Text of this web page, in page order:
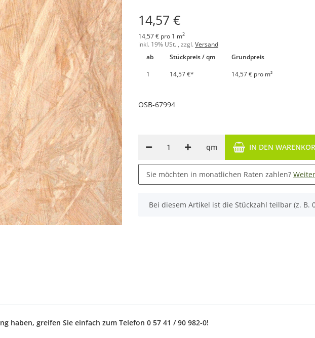
14,57 €
14,57 € pro 1 m2
inkl. 19% USt. , zzgl. Versand
ab
Stückpreis / qm
Grundpreis
1
14,57 €* 14,57 € pro m²
OSB-67994
qm IN DEN
Sie möchten in monatlichen Raten zahlen?
x
Bei diesem Artikel ist die Stückzahl teilbar (z. B.
haben, greifen Sie einfach zum Telefon 0 57 41 / 90 982-0!